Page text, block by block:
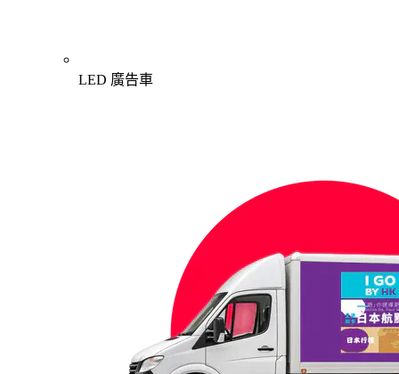
LED 廣告車